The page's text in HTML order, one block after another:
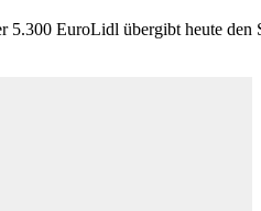
5.300 EuroLidl übergibt heute